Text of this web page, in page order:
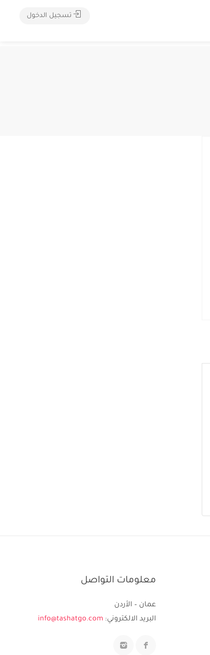
تسجيل الدخول
معلومات التواصل
عمان – الأردن
البريد الالكتروني: info@tashatgo.com